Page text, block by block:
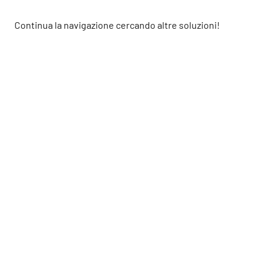
Continua la navigazione cercando altre soluzioni!